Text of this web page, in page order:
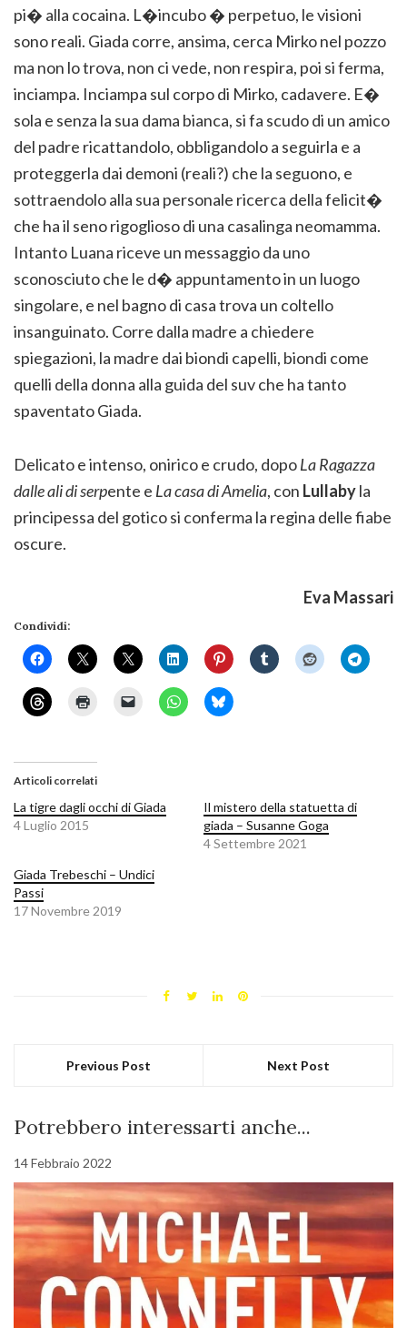
pi� alla cocaina. L�incubo � perpetuo, le visioni
sono reali. Giada corre, ansima, cerca Mirko nel pozzo
ma non lo trova, non ci vede, non respira, poi si ferma,
inciampa. Inciampa sul corpo di Mirko, cadavere. E�
sola e senza la sua dama bianca, si fa scudo di un amico
del padre ricattandolo, obbligandolo a seguirla e a
proteggerla dai demoni (reali?) che la seguono, e
sottraendolo alla sua personale ricerca della felicit�
che ha il seno rigoglioso di una casalinga neomamma.
Intanto Luana riceve un messaggio da uno
sconosciuto che le d� appuntamento in un luogo
singolare, e nel bagno di casa trova un coltello
insanguinato. Corre dalla madre a chiedere
spiegazioni, la madre dai biondi capelli, biondi come
quelli della donna alla guida del suv che ha tanto
spaventato Giada.
Delicato e intenso, onirico e crudo, dopoLa Ragazza
dalle ali di serpente e La casa di Amelia, con Lullabyla
principessa del gotico si conferma la regina delle fiabe
oscure.
Eva Massari
Condividi:
Articoli correlati
La tigre dagli occhi di Giada
4 Luglio 2015
Il mistero della statuetta di
giada – Susanne Goga
4 Settembre 2021
Giada Trebeschi – Undici
Passi
17 Novembre 2019
Previous Post Next Post
Potrebbero interessarti anche...
14 Febbraio 2022